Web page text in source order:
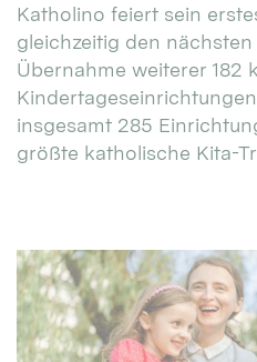
Katholino feiert sein
gleichzeitig den
Übernahme weiterer 182
insgesamt 285
größte katholische Kita-